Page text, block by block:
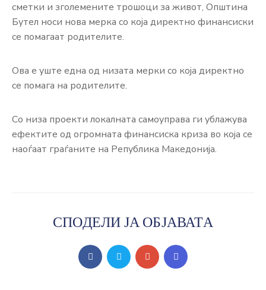
сметки и зголемените трошоци за живот, Општина
Бутел носи нова мерка со која директно финансиски
се помагаат родителите.
Ова е уште една од низата мерки со која директно
се помага на родителите.
Со низа проекти локалната самоуправа ги ублажува
ефектите од огромната финансиска криза во која се
наоѓаат граѓаните на Република Македонија.
СПОДЕЛИ ЈА ОБЈАВАТА